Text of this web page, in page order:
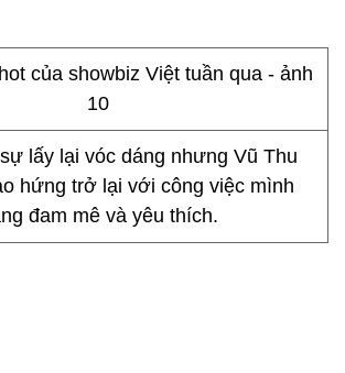
lấy lại vóc dáng nhưng Vũ Thu
hứng trở lại với công việc mình
đam mê và yêu thích.